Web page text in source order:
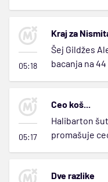
05:18
Kraj za
Šej Gildžes
bacanja na
05:17
Ceo koš...
Halibarton
promašuje
Dve razlike